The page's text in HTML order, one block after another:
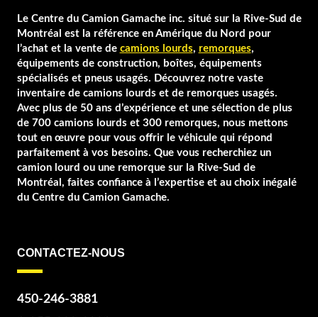
Le Centre du Camion Gamache inc. situé sur la Rive-Sud de
Montréal est la référence en Amérique du Nord pour
l’achat et la vente de camions lourds, remorques,
équipements de construction, boîtes, équipements
spécialisés et pneus usagés. Découvrez notre vaste
inventaire de camions lourds et de remorques usagés.
Avec plus de 50 ans d’expérience et une sélection de plus
de 700 camions lourds et 300 remorques, nous mettons
tout en œuvre pour vous offrir le véhicule qui répond
parfaitement à vos besoins. Que vous recherchiez un
camion lourd ou une remorque sur la Rive-Sud de
Montréal, faites confiance à l’expertise et au choix inégalé
du Centre du Camion Gamache.
CONTACTEZ-NOUS
450-246-3881